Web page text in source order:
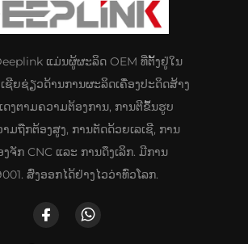
ແມ່ນຜູ້ຜະລິດ OEM ທີ່ຕັ້ງຢູ່ໃນ
ເຊີຍຊ່ຽວດ້ານການຜະລິດເຄື່ອງປະດິດສ້າງ
ງຕາມຄວາມຕ້ອງການ, ການຕີຂຶ້ນຮູບ
ມຖືກຕ້ອງສູງ, ການຕັດດ້ວຍເລເຊີ, ການ
ຈັກ CNC ແລະ ການດຶງເລິກ. ມີການ
ສົ່ງອອກໄດ້ຢ່າງໄວວ່າທົ່ວໂລກ.